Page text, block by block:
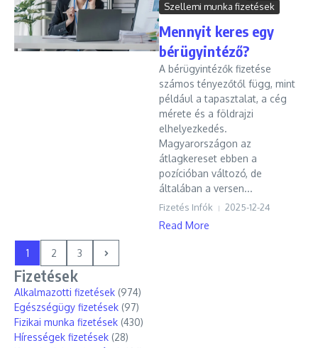
Szellemi munka fizetések
Mennyit keres egy
bérügyintéző?
A bérügyintézők fizetése
számos tényezőtől függ, mint
például a tapasztalat, a cég
mérete és a földrajzi
elhelyezkedés.
Magyarországon az
átlagkereset ebben a
pozícióban változó, de
általában a versen...
Fizetés Infók 2025-12-24
Read More
1 2 3
Fizetések
Alkalmazotti fizetések (974)
Egészségügy fizetések (97)
Fizikai munka fizetések (430)
Hírességek fizetések (28)